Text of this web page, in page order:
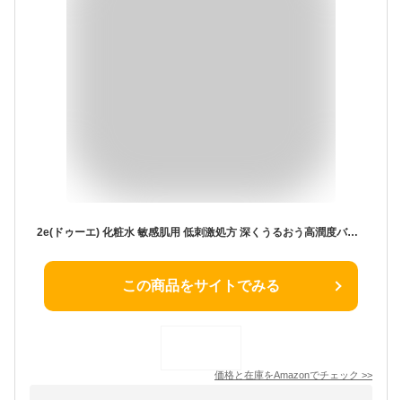
2e(ドゥーエ) 化粧水 敏感肌用 低刺激処方 深くうるおう高潤度バリア 140ml 140ミリリットル (x 1)
この商品をサイトでみる
価格と在庫をAmazonでチェック >>